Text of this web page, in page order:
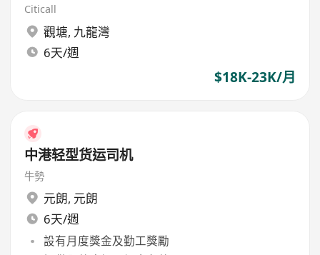
Citicall
觀塘, 九龍灣
6天/週
$18K-23K/月
中港轻型货运司机
牛勢
元朗, 元朗
6天/週
設有月度獎金及勤工獎勵